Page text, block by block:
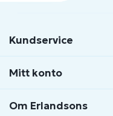
Kundservice
Mitt konto
Om Erlandsons